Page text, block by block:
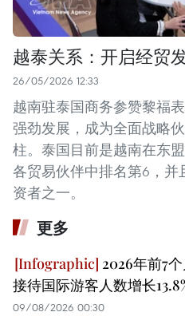
越泰关系：开启经贸
26/05/2026 12:33
越南驻泰国商务参赞黎福
强劲发展，成为全面战略
柱。泰国目前是越南在东
各贸易伙伴中排名第6，
资者之一。
更多
2026年前7
接待国际游客人数增长
09/08/2026 00:30